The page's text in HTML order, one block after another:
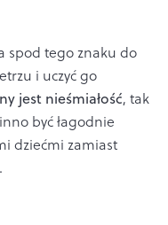
spod tego znaku do
i uczyć go
jest nieśmiałość, tak
być łagodnie
dziećmi zamiast